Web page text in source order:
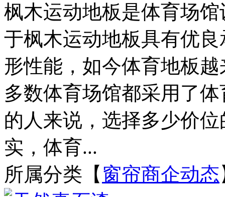
枫木运动地板是体育场
于枫木运动地板具有优
形性能，如今体育地板
多数体育场馆都采用了
的人来说，选择多少价
实，体育...
所属分类【 窗帘商企动态